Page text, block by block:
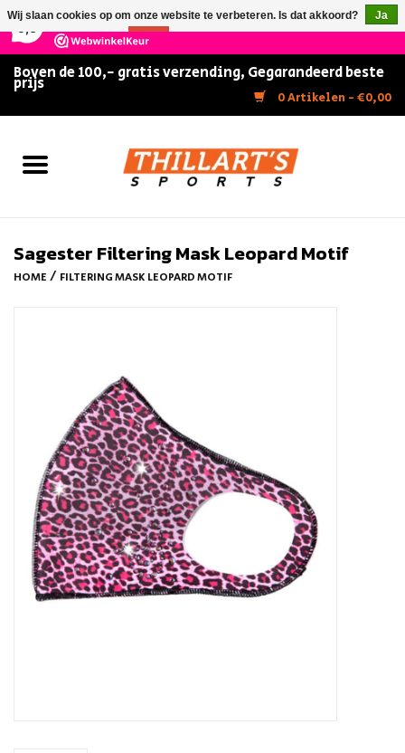
147 Reviews ×
Boven de 100,- gratis verzending, Gegarandeerd beste
prijs
0 Artikelen - €0,00
Home
FITNESS & ULTIMATE SHAPE
Schaatsen
Rolschaatsen
SALE
Merken
Sagester Filtering Mask Leopard Motif
HOME / FILTERING MASK LEOPARD MOTIF
Wij slaan cookies op om onze website te verbeteren. Is dat akkoord?
Ja
Nee